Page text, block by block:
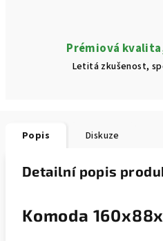
Prémiová
Letitá zkušenost,
Popis Diskuze
Detailní popis
Komoda